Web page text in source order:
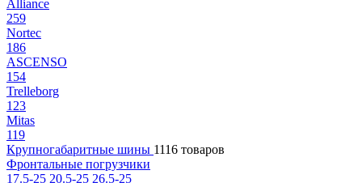
Alliance
259
Nortec
186
ASCENSO
154
Trelleborg
123
Mitas
119
Крупногабаритные шины 1116 товаров
Фронтальные погрузчики
17.5-25 20.5-25 26.5-25